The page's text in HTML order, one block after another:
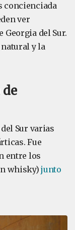
concienciada
ver
Georgia del Sur.
y la
Sur varias
Fue
entre los
whisky)junto